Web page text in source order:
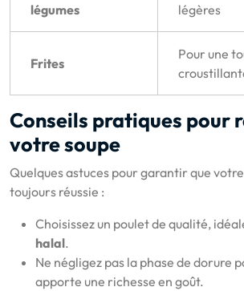
légumes
légères
Frites
Pour une
Conseils pratiques pour
votre soupe
Quelques astuces pour garantir que
toujours réussie :
Choisissez un poulet de qualité,
halal.
Ne négligez pas la phase de dorure
apporte une richesse en goût.